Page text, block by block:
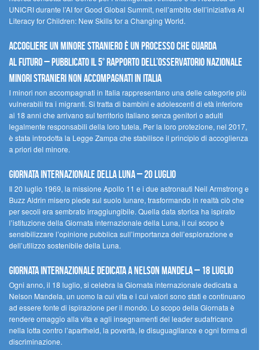
UNICRI durante l’AI for Good Global Summit, nell’ambito dell’iniziativa AI
Literacy for Children: New Skills for a Changing World.
Accogliere un minore straniero è un processo che guarda
al futuro – Pubblicato il 5° rapporto dell’Osservatorio Nazionale
Minori Stranieri Non Accompagnati in Italia
I minori non accompagnati in Italia rappresentano una delle categorie più
vulnerabili tra i migranti. Si tratta di bambini e adolescenti di età inferiore
ai 18 anni che arrivano sul territorio italiano senza genitori o adulti
legalmente responsabili della loro tutela. Per la loro protezione, nel 2017,
è stata introdotta la Legge Zampa che stabilisce il principio di accoglienza
a priori del minore.
Giornata Internazionale della Luna – 20 luglio
Il 20 luglio 1969, la missione Apollo 11 e i due astronauti Neil Armstrong e
Buzz Aldrin misero piede sul suolo lunare, trasformando in realtà ciò che
per secoli era sembrato irraggiungibile. Quella data storica ha ispirato
l’istituzione della Giornata internazionale della Luna, il cui scopo è
sensibilizzare l’opinione pubblica sull’importanza dell’esplorazione e
dell’utilizzo sostenibile della Luna.
Giornata internazionale dedicata a Nelson Mandela – 18 luglio
Ogni anno, il 18 luglio, si celebra la Giornata internazionale dedicata a
Nelson Mandela, un uomo la cui vita e i cui valori sono stati e continuano
ad essere fonte di ispirazione per il mondo. Lo scopo della Giornata è
rendere omaggio alla vita e agli insegnamenti del leader sudafricano
nella lotta contro l’apartheid, la povertà, le disuguaglianze e ogni forma di
discriminazione.